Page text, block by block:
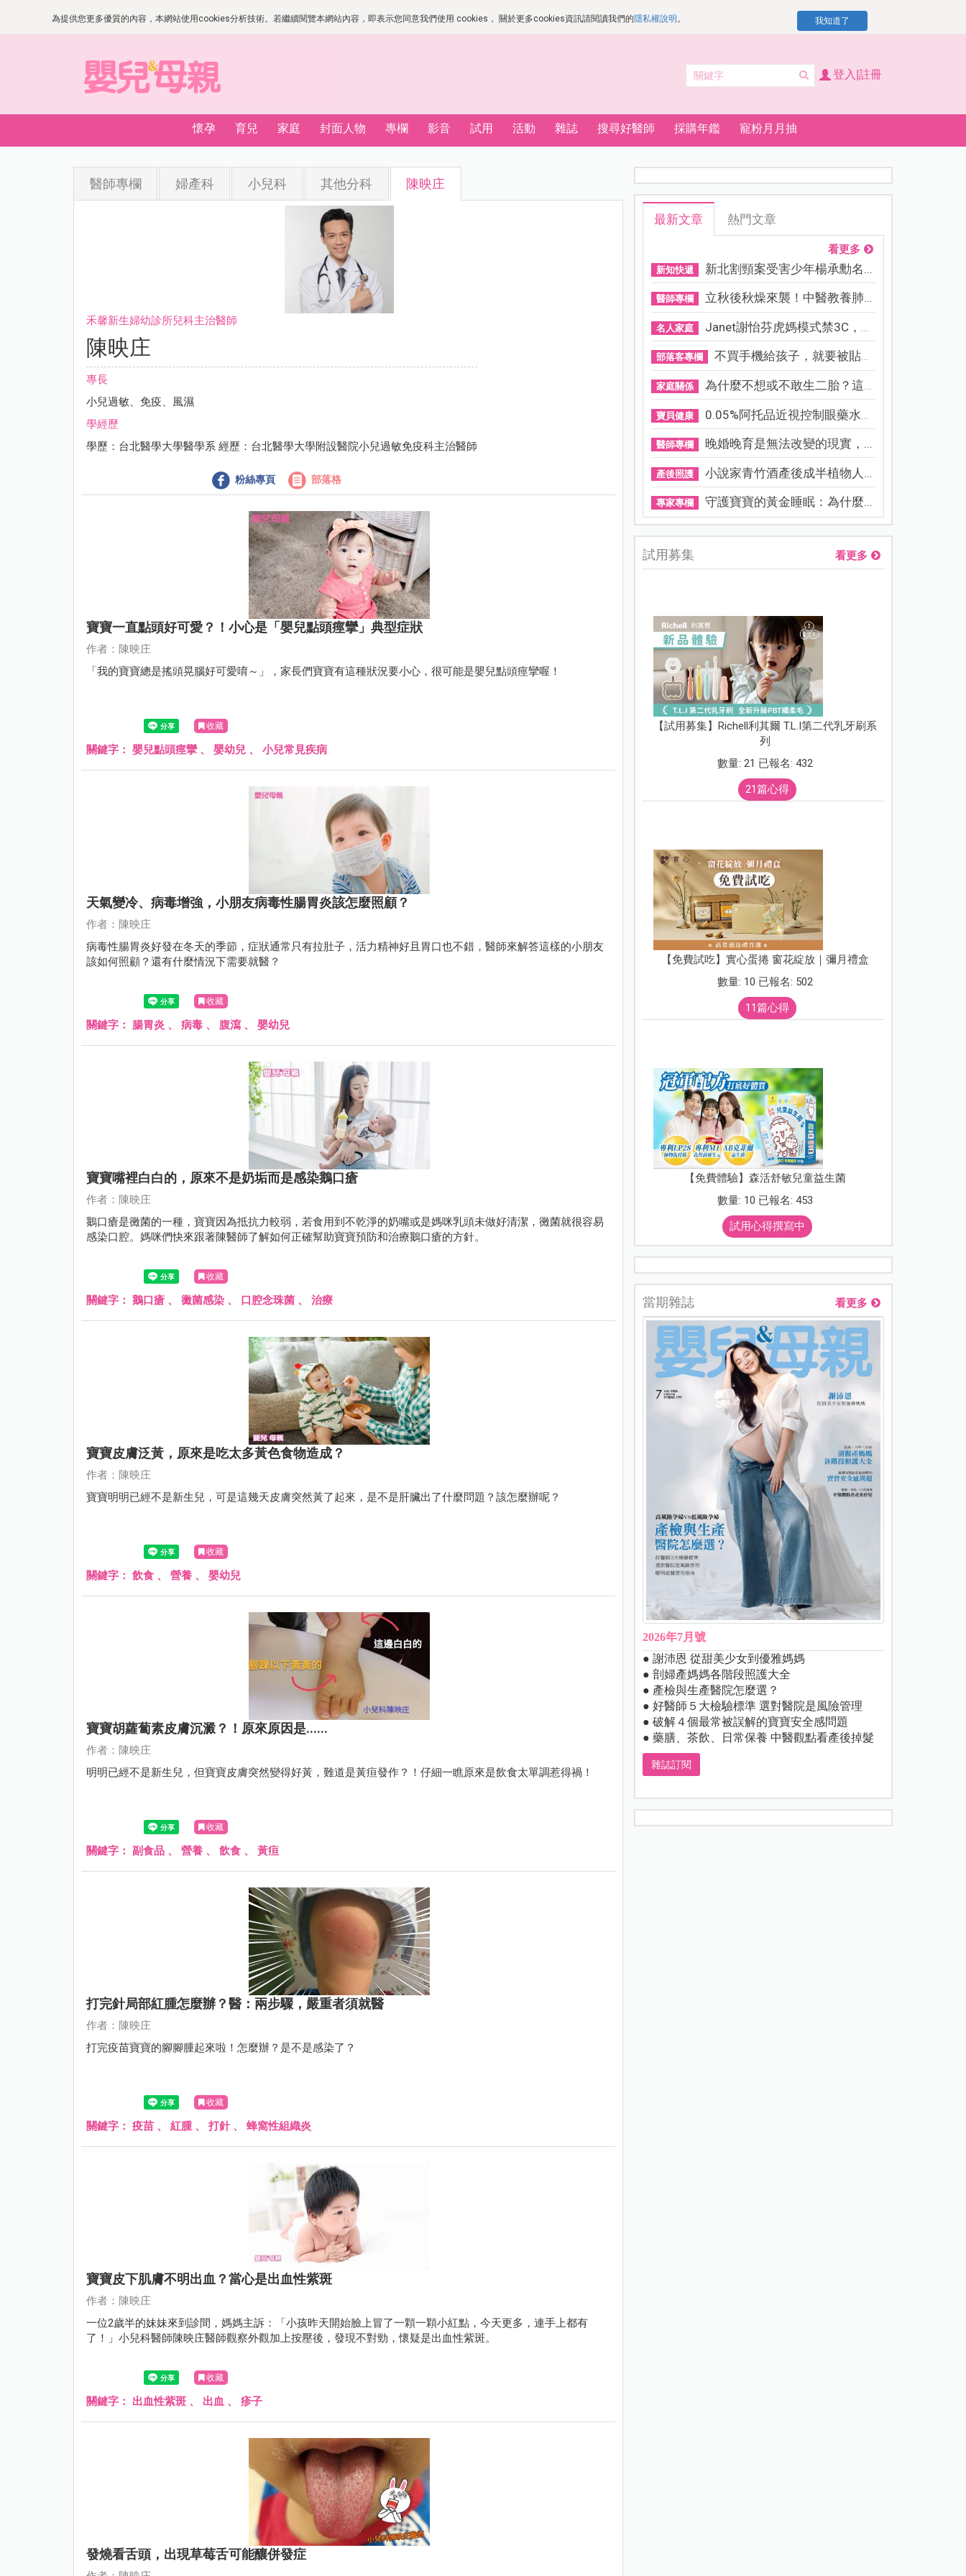
為提供您更多優質的內容，本網站使用cookies分析技術。若繼續閱覽本網站內容，即表示您同意我們使用 cookies， 關於更多cookies資訊請閱讀我們的隱私權說明 。 我知道了
登入|註冊
懷孕 育兒 家庭 封面人物 專欄 影音 試用 活動 雜誌 搜尋好醫師 採購年鑑 寵粉月月抽
醫師專欄 婦產科 小兒科 其他分科 陳映庄
禾馨新生婦幼診所兒科主治醫師
陳映庄
專長
小兒過敏、免疫、風濕
學經歷
學歷：台北醫學大學醫學系 經歷：台北醫學大學附設醫院小兒過敏免疫科主治醫師
粉絲專頁 部落格
寶寶一直點頭好可愛？！小心是「嬰兒點頭痙攣」典型症狀
作者：陳映庄
「我的寶寶總是搖頭晃腦好可愛唷～」，家長們寶寶有這種狀況要小心，很可能是嬰兒點頭痙攣喔！
收藏
關鍵字： 嬰兒點頭痙攣、 嬰幼兒 、 小兒常見疾病
天氣變冷、病毒增強，小朋友病毒性腸胃炎該怎麼照顧？
作者：陳映庄
病毒性腸胃炎好發在冬天的季節，症狀通常只有拉肚子，活力精神好且胃口也不錯，醫師來解答這樣的小朋友
該如何照顧？還有什麼情況下需要就醫？
收藏
關鍵字： 腸胃炎 、 病毒 、 腹瀉 、 嬰幼兒
寶寶嘴裡白白的，原來不是奶垢而是感染鵝口瘡
作者：陳映庄
鵝口瘡是黴菌的一種，寶寶因為抵抗力較弱，若食用到不乾淨的奶嘴或是媽咪乳頭未做好清潔，黴菌就很容易
感染口腔。媽咪們快來跟著陳醫師了解如何正確幫助寶寶預防和治療鵝口瘡的方針。
收藏
關鍵字： 鵝口瘡 、 黴菌感染 、 口腔念珠菌 、 治療
寶寶皮膚泛黃，原來是吃太多黃色食物造成？
作者：陳映庄
寶寶明明已經不是新生兒，可是這幾天皮膚突然黃了起來，是不是肝臟出了什麼問題？該怎麼辦呢？
收藏
關鍵字： 飲食 、 營養 、 嬰幼兒
寶寶胡蘿蔔素皮膚沉澱？！原來原因是......
作者：陳映庄
明明已經不是新生兒，但寶寶皮膚突然變得好黃，難道是黃疸發作？！仔細一瞧原來是飲食太單調惹得禍！
收藏
關鍵字： 副食品 、 營養 、 飲食 、 黃疸
打完針局部紅腫怎麼辦？醫：兩步驟，嚴重者須就醫
作者：陳映庄
打完疫苗寶寶的腳腳腫起來啦！怎麼辦？是不是感染了？
收藏
關鍵字： 疫苗 、 紅腫、 打針 、 蜂窩性組織炎
寶寶皮下肌膚不明出血？當心是出血性紫斑
作者：陳映庄
一位2歲半的妹妹來到診間，媽媽主訴：「小孩昨天開始臉上冒了一顆一顆小紅點，今天更多，連手上都有
了！」小兒科醫師陳映庄醫師觀察外觀加上按壓後，發現不對勁，懷疑是出血性紫斑。
收藏
關鍵字： 出血性紫斑 、 出血 、 疹子
發燒看舌頭，出現草莓舌可能釀併發症
最新文章 熱門文章
看更多
新知快遞 新北割頸案受害少年楊承勳名...
醫師專欄 立秋後秋燥來襲！中醫教養肺...
名人家庭 Janet謝怡芬虎媽模式禁3C，看...
部落客專欄 不買手機給孩子，就要被貼「...
家庭關係 為什麼不想或不敢生二胎？這8...
寶貝健康 0.05%阿托品近視控制眼藥水納...
醫師專欄 晚婚晚育是無法改變的現實，...
產後照護 小說家青竹酒產後成半植物人...
專家專欄 守護寶寶的黃金睡眠：為什麼...
試用募集 看更多
【試用募集】Richell利其爾 T.L.I第二代乳牙刷系
列
數量: 21 已報名: 432
21篇心得
【免費試吃】實心蛋捲 窗花綻放｜彌月禮盒
數量: 10 已報名: 502
11篇心得
【免費體驗】森活舒敏兒童益生菌
數量: 10 已報名: 453
試用心得撰寫中
當期雜誌 看更多
2026年7月號
● 謝沛恩 從甜美少女到優雅媽媽
● 剖婦產媽媽各階段照護大全
● 產檢與生產醫院怎麼選？
● 好醫師５大檢驗標準 選對醫院是風險管理
● 破解４個最常被誤解的寶寶安全感問題
● 藥膳、茶飲、日常保養 中醫觀點看產後掉髮
雜誌訂閱